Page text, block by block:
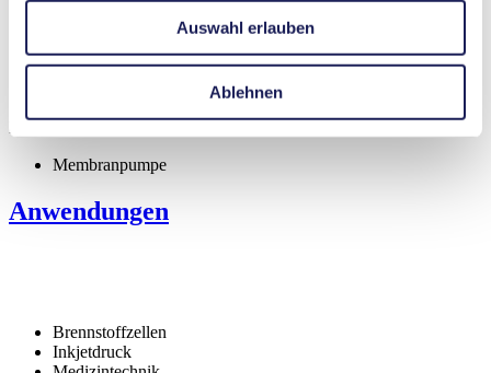
Auswahl erlauben
Ablehnen
Im ausgeschalteten Zustand (Off-Modus) strömungsdicht
(NC-Ventil)
Selbstansaugend
Membranpumpe
Anwendungen
Brennstoffzellen
Inkjetdruck